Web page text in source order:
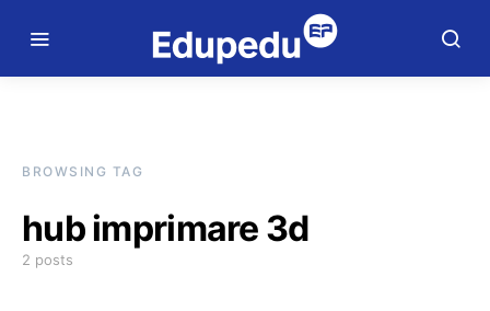
BROWSING TAG
hub imprimare 3d
2 posts